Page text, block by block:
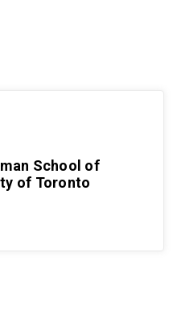
School of
of Toronto